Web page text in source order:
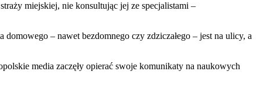
miejskiej, nie konsultując jej ze specjalistami –
– nawet bezdomnego czy zdziczałego – jest na ulicy, a
media zaczęły opierać swoje komunikaty na naukowych